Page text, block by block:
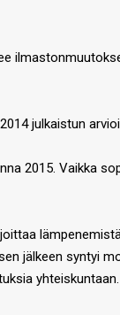
julkaistun
2015. Vaikka
jälkeen syntyi
yhteiskuntaan.